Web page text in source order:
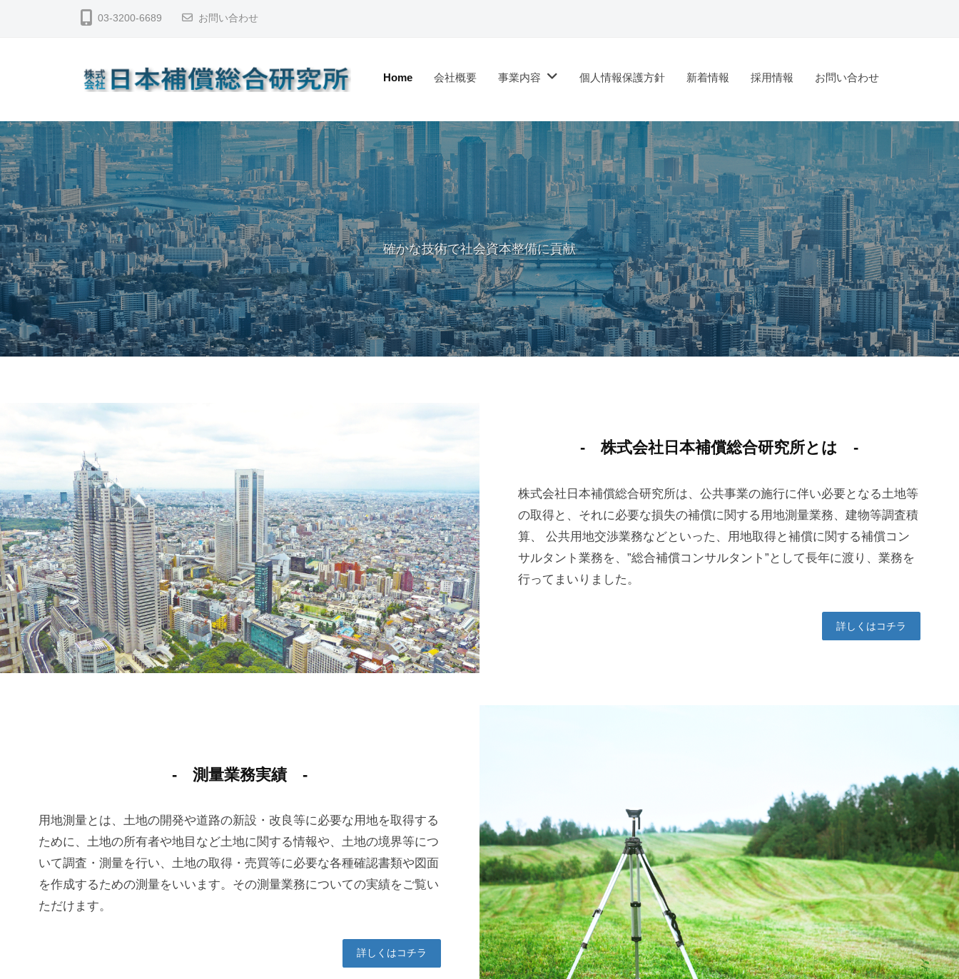
ス
キ
ッ
プ
03-3200-6689 お問い合わせ
式
会
社
日
本
補
償
総
合
研
合
補
償
コ
ン
サ
ル
タ
ン
ト
Home 会社概要 事業内容 個人情報保護方針 新着情報 採用情報 お問い合わせ
確かな技術で社会資本整備に貢献
23,
2025
by
WebMaster
- 株式会社日本補償総合研究所とは -
株式会社日本補償総合研究所は、公共事業の施行に伴い必要となる土地等
の取得と、それに必要な損失の補償に関する用地測量業務、建物等調査積
算、 公共用地交渉業務などといった、用地取得と補償に関する補償コン
サルタント業務を、”総合補償コンサルタント”として長年に渡り、業務を
行ってまいりました。
詳しくはコチラ
- 測量業務実績 -
用地測量とは、土地の開発や道路の新設・改良等に必要な用地を取得する
ために、土地の所有者や地目など土地に関する情報や、土地の境界等につ
いて調査・測量を行い、土地の取得・売買等に必要な各種確認書類や図面
を作成するための測量をいいます。その測量業務についての実績をご覧い
ただけます。
詳しくはコチラ
式
日
本
償
総
合
研
究
所